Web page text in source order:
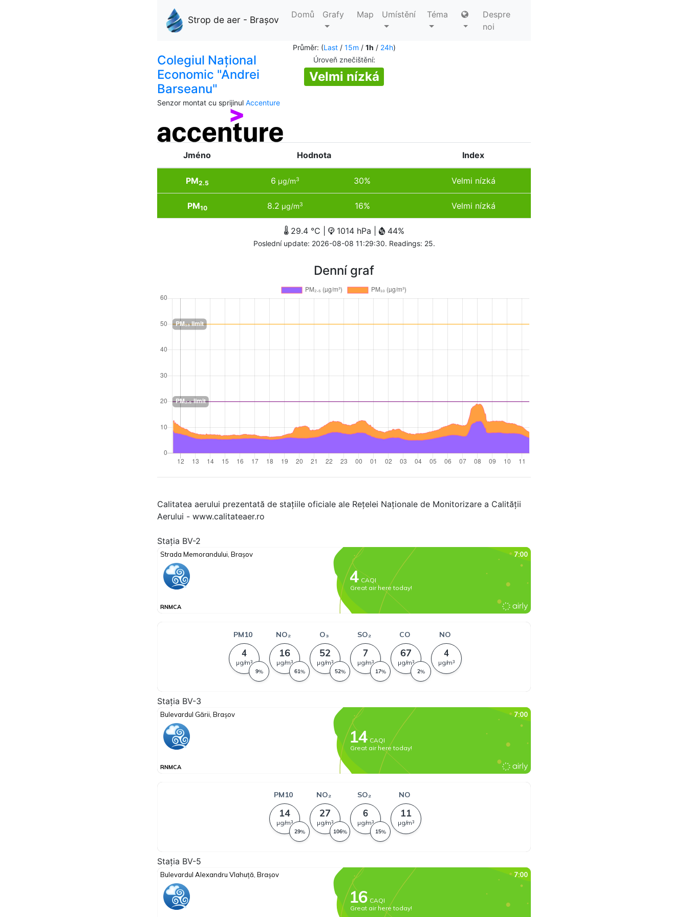
Strop de aer - Brașov Domů Grafy Map Umístění Téma
Despre
noi
Průměr: (Last/ 15m / 1h / 24h)
Colegiul Național
Economic "Andrei
Barseanu"
Senzor montat cu sprijinul Accenture
Úroveň znečištění:
Velmi nízká
Jméno Hodnota Index
PM2.5 6 µg/m3 30% Velmi nízká
PM10 8.2 µg/m3 16% Velmi nízká
29.4 °C | 1014 hPa | 44%
Poslední update: 2026-08-08 11:29:30. Readings: 25.
Denní graf
Calitatea aerului prezentată de stațiile oficiale ale Rețelei Naționale de Monitorizare a Calității
Aerului - www.calitateaer.ro
Stația BV-2
Stația BV-3
Stația BV-5